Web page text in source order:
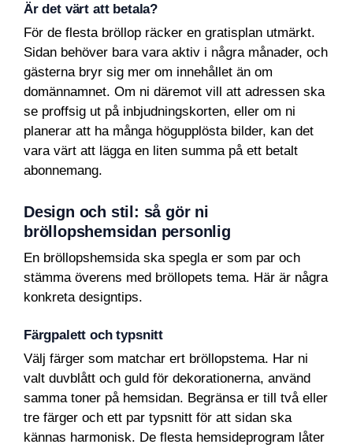
Är det värt att betala?
För de flesta bröllop räcker en gratisplan utmärkt.
Sidan behöver bara vara aktiv i några månader, och
gästerna bryr sig mer om innehållet än om
domännamnet. Om ni däremot vill att adressen ska
se proffsig ut på inbjudningskorten, eller om ni
planerar att ha många högupplösta bilder, kan det
vara värt att lägga en liten summa på ett betalt
abonnemang.
Design och stil: så gör ni
bröllopshemsidan personlig
En bröllopshemsida ska spegla er som par och
stämma överens med bröllopets tema. Här är några
konkreta designtips.
Färgpalett och typsnitt
Välj färger som matchar ert bröllopstema. Har ni
valt duvblått och guld för dekorationerna, använd
samma toner på hemsidan. Begränsa er till två eller
tre färger och ett par typsnitt för att sidan ska
kännas harmonisk. De flesta hemsideprogram låter